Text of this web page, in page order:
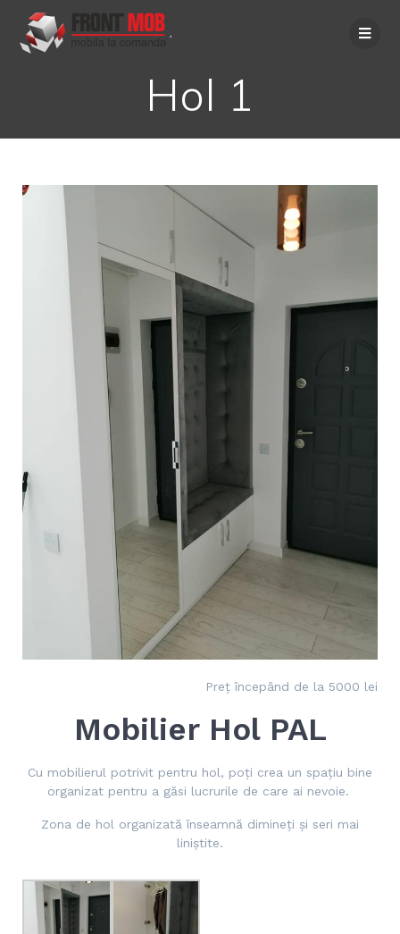
Hol 1
Preț începând de la 5000 lei
Mobilier Hol PAL
Cu mobilierul potrivit pentru hol, poţi crea un spaţiu bine
organizat pentru a găsi lucrurile de care ai nevoie.
Zona de hol organizată înseamnă dimineţi şi seri mai
liniştite.